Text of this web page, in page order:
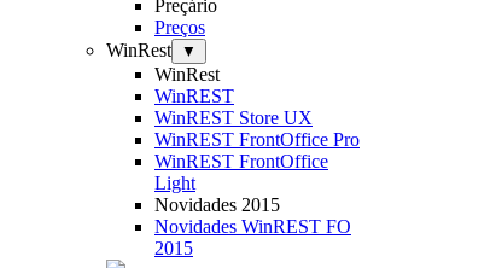
Preçário
Preços
WinRest
▼
WinRest
WinREST
WinREST Store UX
WinREST FrontOffice Pro
WinREST FrontOffice
Light
Novidades 2015
Novidades WinREST FO
2015